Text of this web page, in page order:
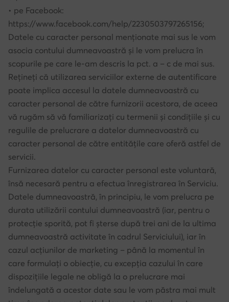
• pe Facebook:
https://www.facebook.com/help/2230503797265156;
Datele cu caracter personal menționate mai sus le vom
asocia contului dumneavoastră și le vom prelucra în
scopurile pe care le-am descris la pct. a – c de mai sus.
Rețineți că utilizarea serviciilor externe de autentificare
poate implica accesul la datele dumneavoastră cu
caracter personal de către furnizorii acestora, de aceea
vă rugăm să vă familiarizați cu termenii și condițiile și cu
regulile de prelucrare a datelor dumneavoastră cu
caracter personal de către entitățile care oferă astfel de
servicii.
Furnizarea datelor cu caracter personal este voluntară,
însă necesară pentru a efectua înregistrarea în Serviciu.
Datele dumneavoastră, în principiu, le vom prelucra pe
durata utilizării contului dumneavoastră (iar, pentru o
protecție sporită, pot fi șterse după trei ani de la ultima
dumneavoastră activitate în cadrul Serviciului), iar în
cazul acțiunilor de marketing – până la momentul în
care formulați o obiecție, cu excepția cazului în care
dispozițiile legale ne obligă la o prelucrare mai
îndelungată a acestor date sau le vom păstra mai mult